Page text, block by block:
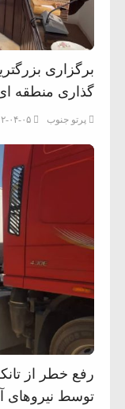
برگزاری
گذاری منطقه
پرتو جنوب ۱۴۰۲-
رفع خطر از
توسط نیروهای